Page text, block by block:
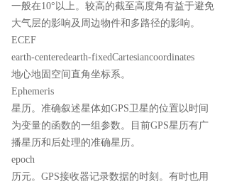
一般在10°以上。较高的截至高度角有益于避免
大气层的影响及周边物件和多路径的影响。
ECEF
earth-centeredearth-fixedCartesiancoordinates
地心地固空间直角坐标系。
Ephemeris
星历。准确叙述星体如GPS卫星的位置以时间
为变量的函数的一组参数。目前GPS星历有广
播星历和后处理的准确星历。
epoch
历元。GPS接收器记录数据的时刻。有时也用